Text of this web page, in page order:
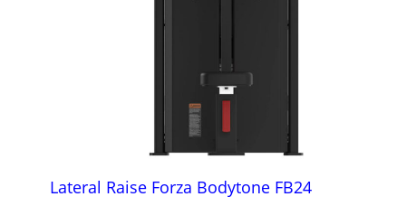
Lateral Raise Forza Bodytone FB24